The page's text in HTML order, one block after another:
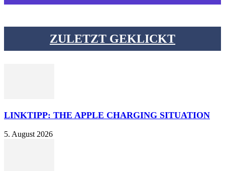
ZULETZT GEKLICKT
LINKTIPP: THE APPLE CHARGING SITUATION
5. August 2026